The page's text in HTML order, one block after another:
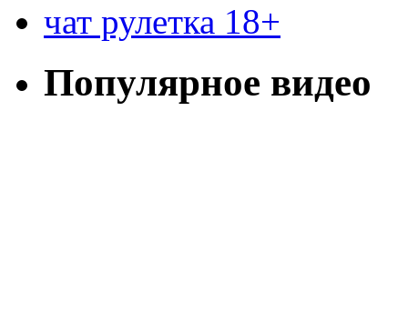
чат рулетка 18+
Популярное видео